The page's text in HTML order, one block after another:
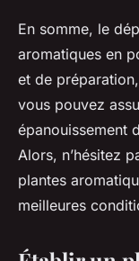
En somme, le
aromatiques en
et de
vous pouvez
épanouissement
Alors, n’hésitez
plantes
meilleures